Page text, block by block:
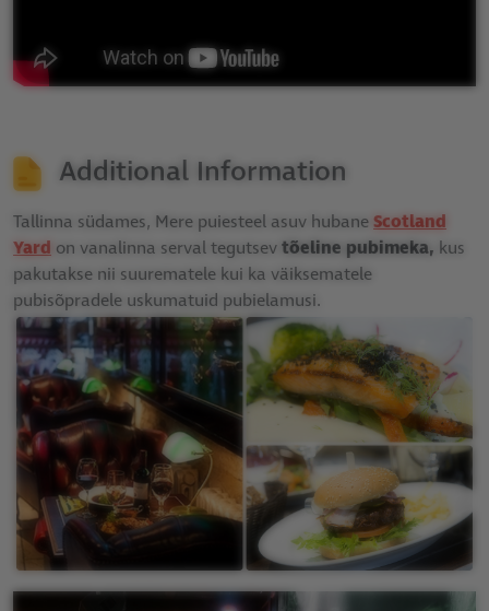
Additional Information
Tallinna südames, Mere puiesteel asuv hubaneScotland
Yard on vanalinna serval tegutsevtõeline pubimeka, kus
pakutakse nii suurematele kui ka väiksematele
pubisõpradele uskumatuid pubielamusi.